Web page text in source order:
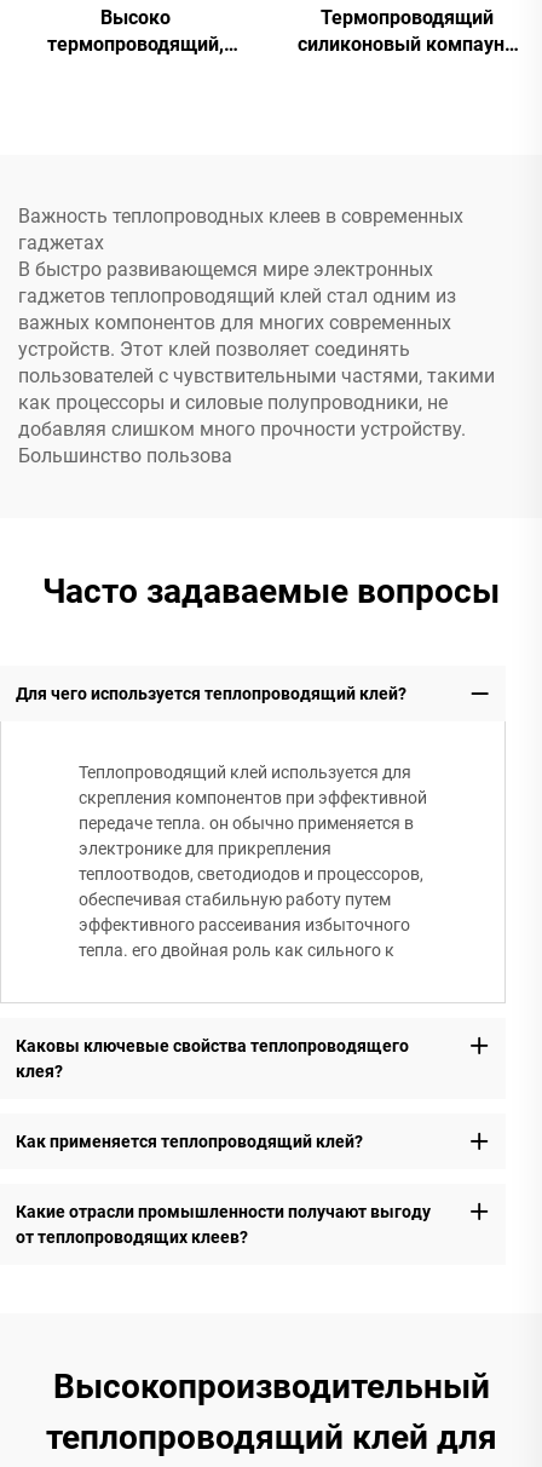
Высоко
термопроводящий,
Термопроводящий
силиконовый компаунд
Важность теплопроводных клеев в современных
гаджетах
В быстро развивающемся мире электронных
гаджетов теплопроводящий клей стал одним из
важных компонентов для многих современных
устройств. Этот клей позволяет соединять
пользователей с чувствительными частями, такими
как процессоры и силовые полупроводники, не
добавляя слишком много прочности устройству.
Большинство пользова
Часто задаваемые вопросы
Для чего используется теплопроводящий клей?
Теплопроводящий клей используется для
скрепления компонентов при эффективной
передаче тепла. он обычно применяется в
электронике для прикрепления
теплоотводов, светодиодов и процессоров,
обеспечивая стабильную работу путем
эффективного рассеивания избыточного
тепла. его двойная роль как сильного к
Каковы ключевые свойства теплопроводящего
клея?
Как применяется теплопроводящий клей?
Какие отрасли промышленности получают выгоду
от теплопроводящих клеев?
Высокопроизводительный
теплопроводящий клей для